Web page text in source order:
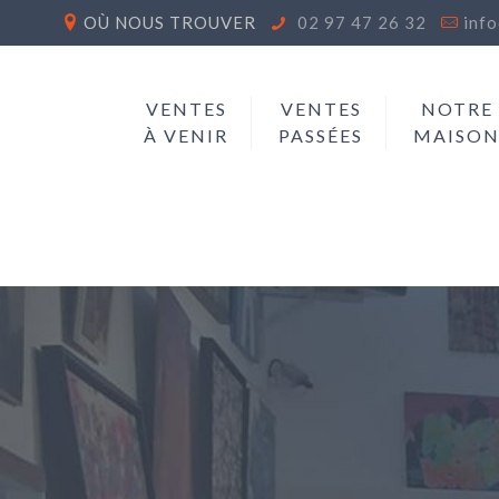
OÙ NOUS TROUVER 02 97 47 26 32
VENTES
À VENIR
VENTES
PASSÉES
NOTRE